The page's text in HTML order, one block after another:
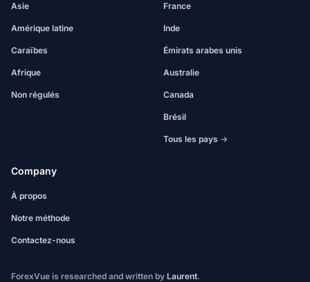
Asie
Amérique latine
Caraïbes
Afrique
Non régulés
France
Inde
Émirats arabes unis
Australie
Canada
Brésil
Tous les pays →
Company
À propos
Notre méthode
Contactez-nous
ForexVue is researched and written by Laurent.